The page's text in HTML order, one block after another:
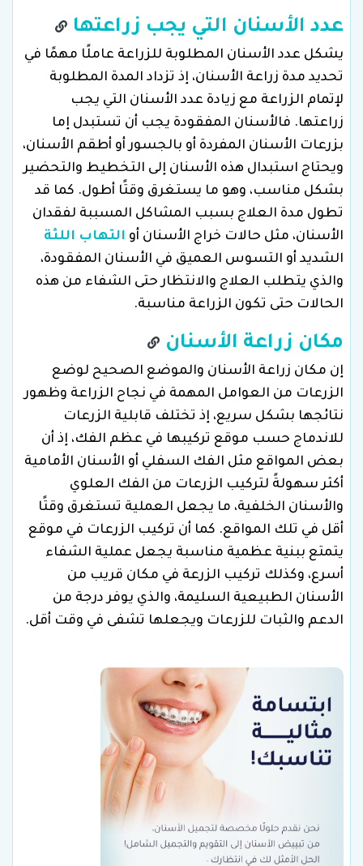
عدد الأسنان التي يجب زراعتها
يشكل عدد الأسنان المطلوبة للزراعة عاملًا مهمًا في
تحديد مدة زراعة الأسنان، إذ تزداد المدة المطلوبة
لإتمام الزراعة مع زيادة عدد الأسنان التي يجب
زراعتها. فالأسنان المفقودة يجب أن تستبدل إما
بزرعات الأسنان المفردة أو بالجسور أو أطقم الأسنان،
ويحتاج استبدال هذه الأسنان إلى التخطيط والتحضير
بشكل مناسب، وهو ما يستغرق وقتًا أطول. كما قد
تطول مدة العلاج بسبب المشاكل المسببة لفقدان
الأسنان، مثل حالات خراج الأسنان أو التهاب اللثة
الشديد أو التسوس العميق في الأسنان المفقودة،
والذي يتطلب العلاج والانتظار حتى الشفاء من هذه
الحالات حتى تكون الزراعة مناسبة.
مكان زراعة الأسنان
إن مكان زراعة الأسنان والموضع الصحيح لوضع
الزرعات من العوامل المهمة في نجاح الزراعة وظهور
نتائجها بشكل سريع، إذ تختلف قابلية الزرعات
للاندماج حسب موقع تركيبها في عظم الفك، إذ أن
بعض المواقع مثل الفك السفلي أو الأسنان الأمامية
أكثر سهولةً لتركيب الزرعات من الفك العلوي
والأسنان الخلفية، ما يجعل العملية تستغرق وقتًا
أقل في تلك المواقع. كما أن تركيب الزرعات في موقع
يتمتع ببنية عظمية مناسبة يجعل عملية الشفاء
أسرع، وكذلك تركيب الزرعة في مكان قريب من
الأسنان الطبيعية السليمة، والذي يوفر درجة من
الدعم والثبات للزرعات ويجعلها تشفى في وقت أقل.